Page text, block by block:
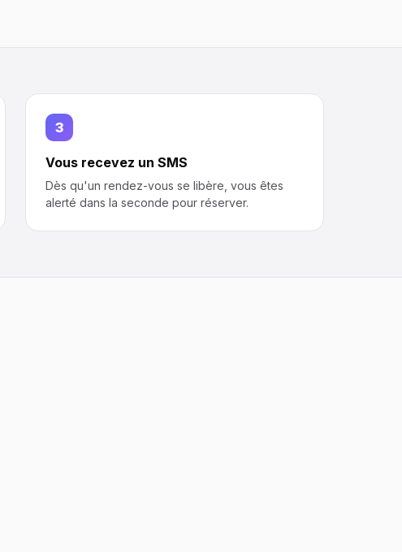
3
Vous recevez un SMS
Dès qu'un rendez-vous se libère, vous êtes
alerté dans la seconde pour réserver.